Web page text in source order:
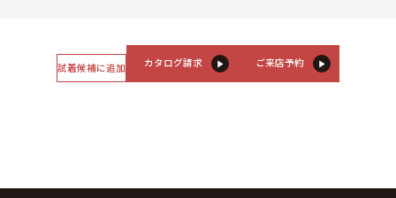
試着候補に追加 カタログ請求 ご来店予約